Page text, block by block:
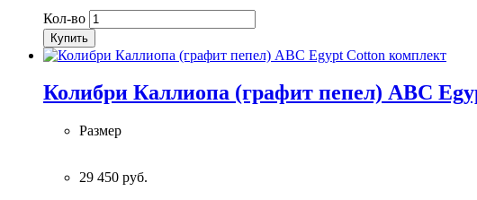
Кол-во
Купить
Колибри Каллиопа (графит пепел) ABC
Размер
29 450 руб.